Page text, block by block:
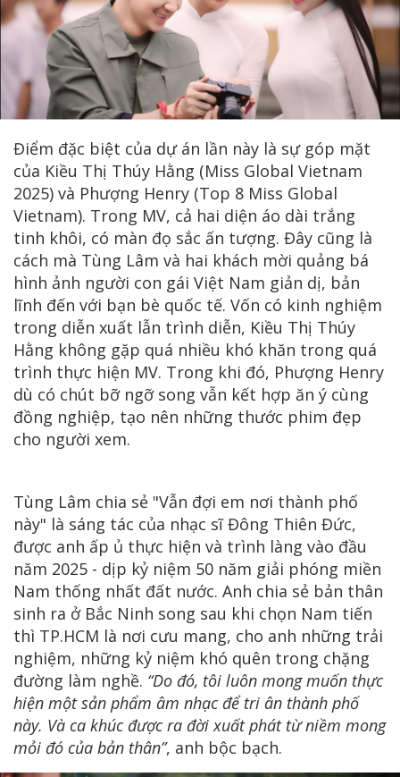
Điểm đặc biệt của dự án lần này là sự góp mặt
của Kiều Thị Thúy Hằng (Miss Global Vietnam
2025) và Phượng Henry (Top 8 Miss Global
Vietnam). Trong MV, cả hai diện áo dài trắng
tinh khôi, có màn đọ sắc ấn tượng. Đây cũng là
cách mà Tùng Lâm và hai khách mời quảng bá
hình ảnh người con gái Việt Nam giản dị, bản
lĩnh đến với bạn bè quốc tế. Vốn có kinh nghiệm
trong diễn xuất lẫn trình diễn, Kiều Thị Thúy
Hằng không gặp quá nhiều khó khăn trong quá
trình thực hiện MV. Trong khi đó, Phượng Henry
dù có chút bỡ ngỡ song vẫn kết hợp ăn ý cùng
đồng nghiệp, tạo nên những thước phim đẹp
cho người xem.
Tùng Lâm chia sẻ "Vẫn đợi em nơi thành phố
này" là sáng tác của nhạc sĩ Đông Thiên Đức,
được anh ấp ủ thực hiện và trình làng vào đầu
năm 2025 - dịp kỷ niệm 50 năm giải phóng miền
Nam thống nhất đất nước. Anh chia sẻ bản thân
sinh ra ở Bắc Ninh song sau khi chọn Nam tiến
thì TP.HCM là nơi cưu mang, cho anh những trải
nghiệm, những kỷ niệm khó quên trong chặng
đường làm nghề. “Do đó, tôi luôn mong muốn thực
hiện một sản phẩm âm nhạc để tri ân thành phố
này. Và ca khúc được ra đời xuất phát từ niềm mong
mỏi đó của bản thân”, anh bộc bạch.